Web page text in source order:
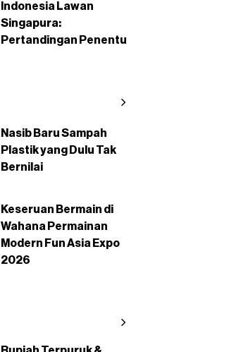
Indonesia Lawan
Singapura:
Pertandingan Penentu
Nasib Baru Sampah
Plastik yang Dulu Tak
Bernilai
Keseruan Bermain di
Wahana Permainan
Modern Fun Asia Expo
2026